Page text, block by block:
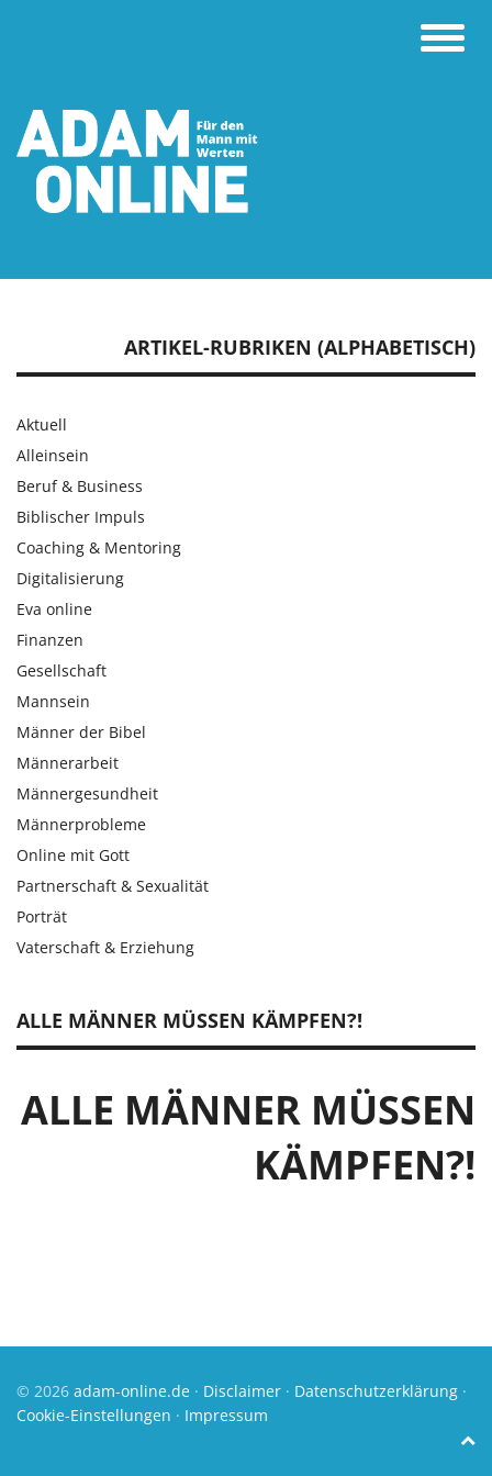
Toggle
ALLE MÄNNER MÜSSEN KÄMPFEN?!
ALLE MÄNNER MÜSSEN
KÄMPFEN?!
ARTIKEL-RUBRIKEN (ALPHABETISCH)
Aktuell
Alleinsein
Beruf & Business
Biblischer Impuls
Coaching & Mentoring
Digitalisierung
Eva online
Finanzen
Gesellschaft
Mannsein
Männer der Bibel
Männerarbeit
Männergesundheit
Männerprobleme
Online mit Gott
Partnerschaft & Sexualität
Porträt
Vaterschaft & Erziehung
© 2026 adam-online.de · Disclaimer · Datenschutzerklärung ·
Cookie-Einstellungen · Impressum